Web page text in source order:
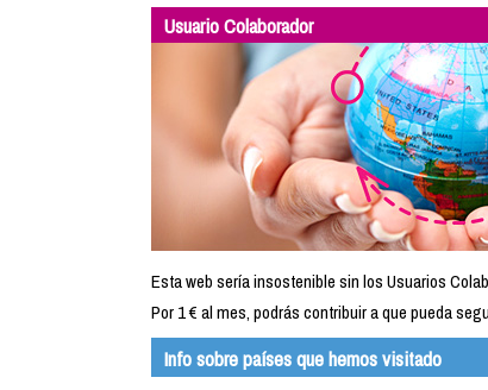
Usuario Colaborador
Esta web sería insostenible sin los Usuarios
Por 1 € al mes, podrás contribuir a que pueda
Info sobre países que hemos visitado